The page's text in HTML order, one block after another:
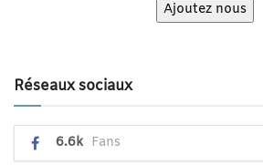
Ajoutez nous
Réseaux sociaux
6.6k Fans